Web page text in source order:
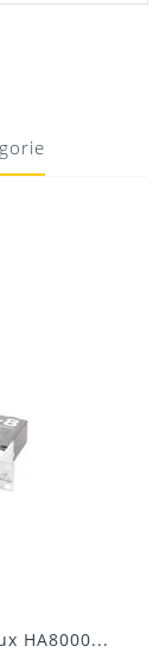
19/05/2020
HA8000...